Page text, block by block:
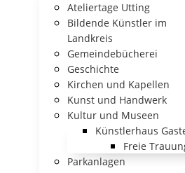
Ateliertage Utting
Bildende Künstler im
Landkreis
Gemeindebücherei
Geschichte
Kirchen und Kapellen
Kunst und Handwerk
Kultur und Museen
Künstlerhaus
Freie
Parkanlagen